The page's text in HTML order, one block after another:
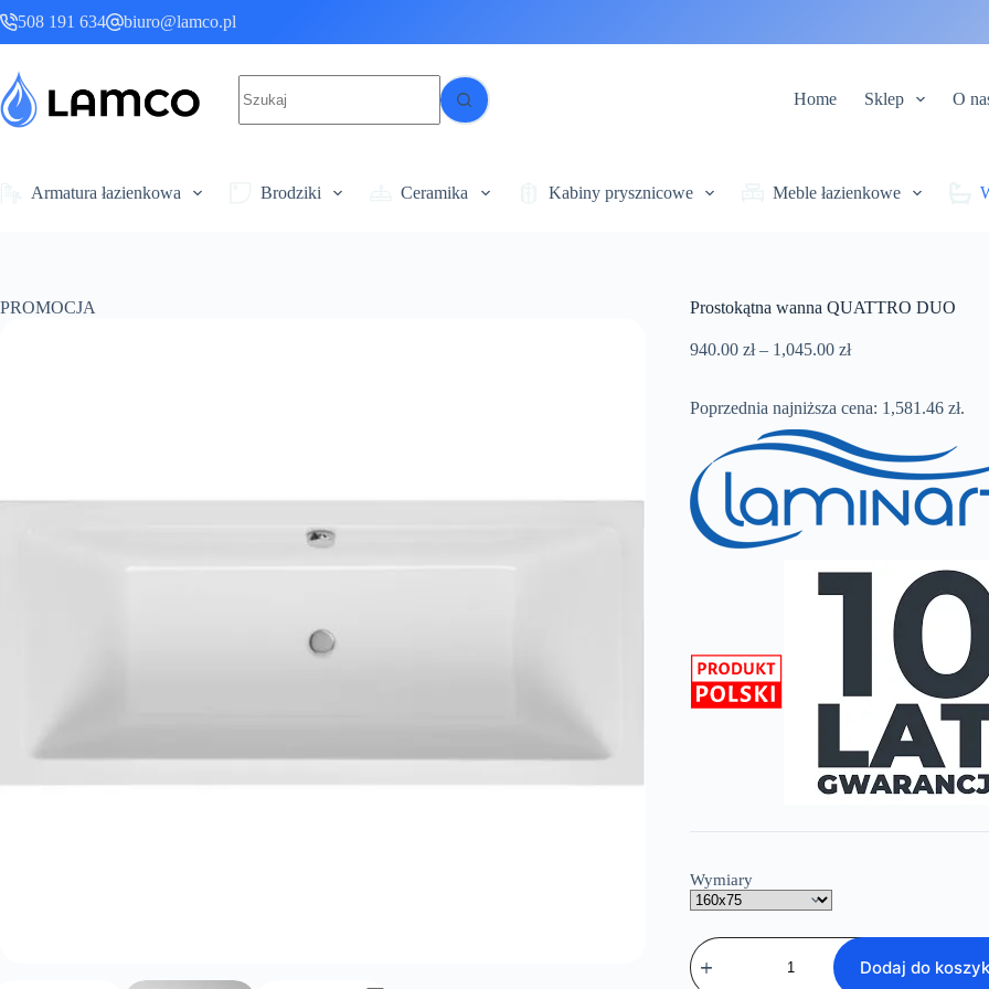
do
treści
508 191 634 biuro@lamco.pl
wyników
Home Sklep O
Armatura łazienkowa Brodziki Ceramika Kabiny prysznicowe Meble łazienkowe
PROMOCJA Prostokątna wanna QUATTRO DUO
940.00 zł – 1,045.00 złZakres
940.00 zł
1,045.00 zł
Poprzednia najniższa cena: 1,581.46 zł.
Wymiary
ilość
Prostokątna
wanna
Dodaj do